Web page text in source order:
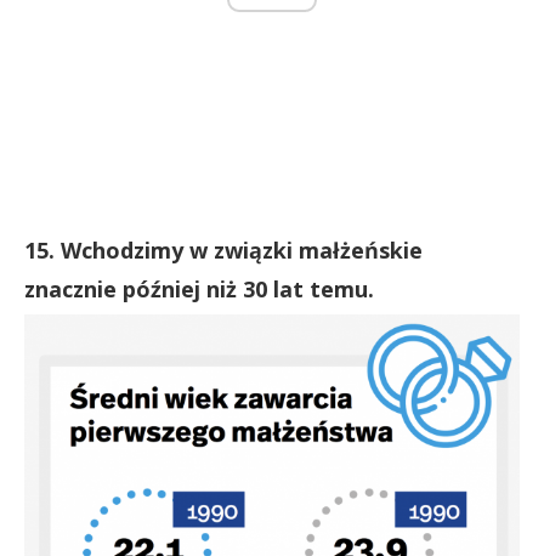
15. Wchodzimy w związki małżeńskie
znacznie później niż 30 lat temu.